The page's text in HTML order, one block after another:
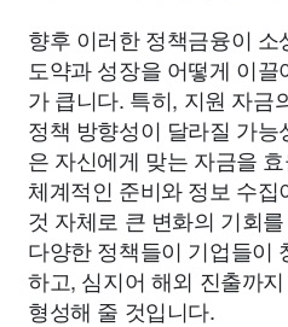
향후 이러한 정책금융이
도약과 성장을 어떻게 이
가 큽니다. 특히, 지원 자금
정책 방향성이 달라질 가
은 자신에게 맞는 자금을
체계적인 준비와 정보 수
것 자체로 큰 변화의 기회
다양한 정책들이 기업들이
하고, 심지어 해외 진출까
형성해 줄 것입니다.